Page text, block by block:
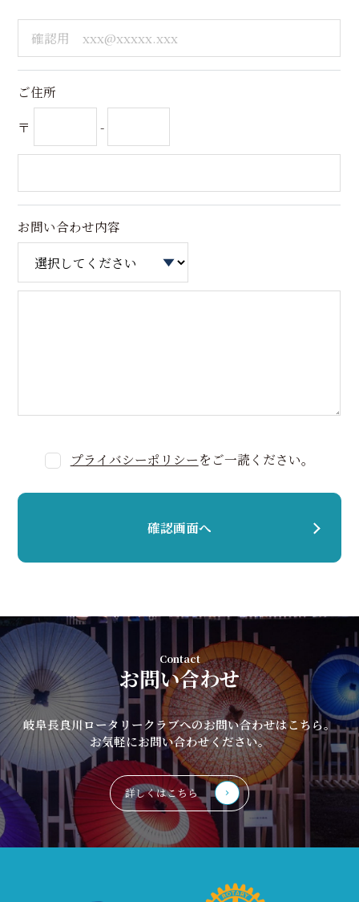
ご住所
〒
-
お問い合わせ内容
プライバシーポリシーをご一読ください。
確認画面へ
Contact
お問い合わせ
岐阜長良川ロータリークラブへのお問い合わせはこちら。
お気軽にお問い合わせください。
詳しくはこちら